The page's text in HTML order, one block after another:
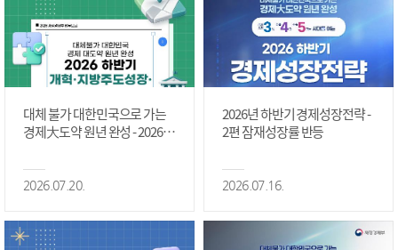
대체 불가 대한민국으로 가는
경제大도약 원년 완성 - 2026 하
정상화 #2편
2026.07.20.
2026년 하반기 경제성장전략 -
2편 잠재성장률 반등
2026.07.16.